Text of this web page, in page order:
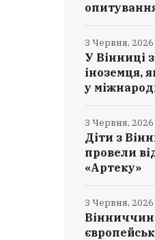
У Вінниці
іноземця,
у
3 Червня, 2026
Діти з
провели
«Артеку»
3 Червня, 2026
3 Червня, 2026